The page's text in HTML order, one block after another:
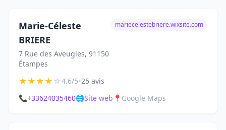
Marie-Céleste
BRIERE
7 Rue des Aveugles, 91150
Étampes
mariecelestebriere.wixsite.com
★★★★☆4.6/5•25 avis
📞+33624035460🌐Site web 📍 Google Maps